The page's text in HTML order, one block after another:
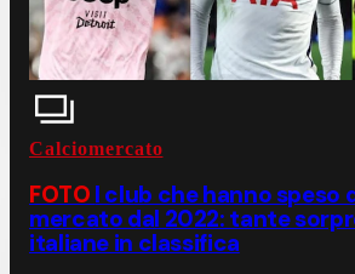
Calciomercato
FOTO I club che hanno speso
mercato dal 2022: tante
italiane in classifica